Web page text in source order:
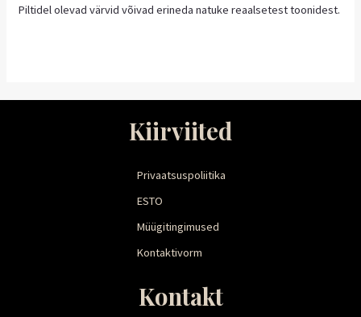
Piltidel olevad värvid võivad erineda natuke reaalsetest toonidest.
Kiirviited
Privaatsuspoliitika
ESTO
Müügitingimused
Kontaktivorm
Kontakt